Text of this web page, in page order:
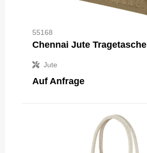
55168
Chennai Jute
Jute
Auf Anfrage